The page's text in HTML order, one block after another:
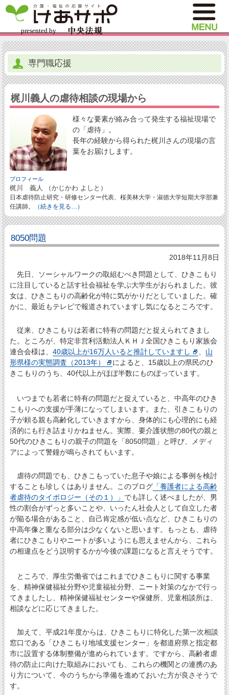
専門職応援
梶川義人の虐待相談の現場から
様々な要素が絡み合って発生する福祉現場で
の「虐待」。
長年の経験から得られた梶川さんの現場の言
葉をお届けします。
プロフィール
梶川 義人 （かじかわ よしと）
日本虐待防止研究・研修センター代表、桜美林大学・淑徳大学短期大学部兼
任講師。
（続きを見る…）
8050問題
2018年11月8日
先日、ソーシャルワークの取組むべき問題として、ひきこもり
に注目していると話す社会福祉を学ぶ大学生がおられました。彼
女は、ひきこもりの高齢化が特に気がかりだとしていました。確
かに、最近もテレビで報道されていますし気になるところです。
従来、ひきこもりは若者に特有の問題だと捉えられてきまし
た。ところが、特定非営利活動法人ＫＨＪ全国ひきこもり家族会
連合会様は、 40歳以上が16万人いると推計していますし
山
形県様の実態調査（2013年）
によると、15歳以上の県民のひ
きこもりのうち、40代以上がほぼ半数にものぼっています。
いつまでも若者に特有の問題だと捉えていると、中高年のひき
こもりへの支援が手薄になってしまいます。また、引きこもりの
子が頼る親も高齢化していきますから、身体的にも心理的にも経
済的にも行き詰まりかねません。実際、要介護状態の80代の親と
50代のひきこもりの親子の問題を「8050問題」と呼び、メディ
アによって警鐘が鳴らされてもいます。
虐待の問題でも、ひきこもっていた息子や娘による事例を検討
することも珍しくはありません。このブログ「養護者による高齢
者虐待のタイポロジー（その１）」 でも詳しく述べましたが、男
性の割合がずっと多いことや、いったん社会人として自立した者
が陥る場合があること、自己肯定感が低い点など、ひきこもりの
中高年像と重なる部分は少なくないと思います。もっとも、虐待
者にひきこもりやニートが多いようにも思えませんから、これら
の相違点をどう説明するかが今後の課題になると言えそうです。
ところで、厚生労働省ではこれまでひきこもりに関する事業
を、精神保健福祉分野や児童福祉分野、ニート対策のなかで行っ
てきましたし、精神保健福祉センターや保健所、児童相談所は、
相談などに応じてきました。
加えて、平成21年度からは、ひきこもりに特化した第一次相談
窓口である「ひきこもり地域支援センター」を都道府県と指定都
市に設置する体制整備が進められています。ですから、高齢者虐
待の防止に向けた取組みにおいても、これらの機関との連携のあ
り方について、今のうちから準備を進めておいた方が良さそうで
す。